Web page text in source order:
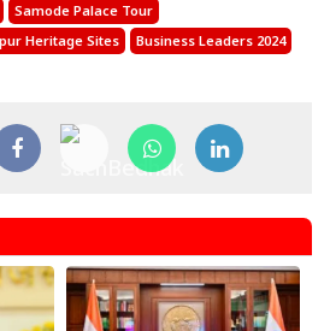
Samode Palace Tour
Heritage Sites
Business Leaders 2024